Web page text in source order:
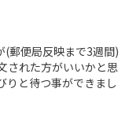
(郵便局反映まで3週間)
された方がいいかと思
りと待つ事ができまし